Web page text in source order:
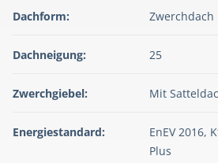
Dachform: Zwerchdach
Dachneigung: 25
Zwerchgiebel: Mit
Energiestandard:
EnEV 2016,
Plus